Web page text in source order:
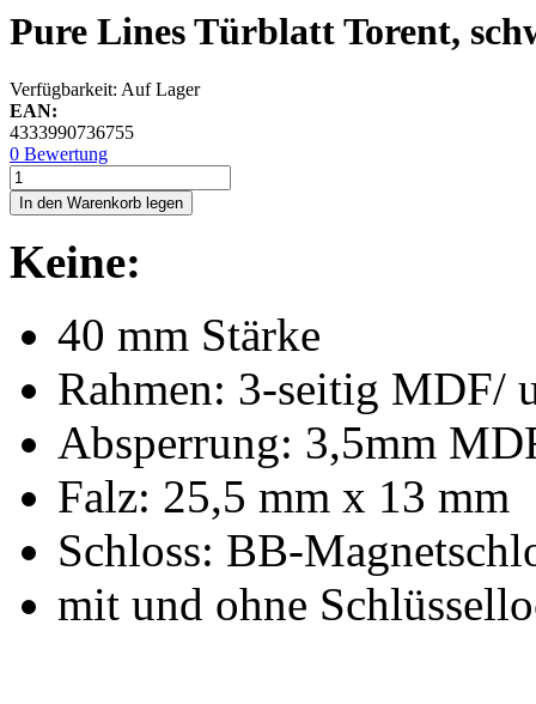
Pure Lines Türblatt Torent,
Verfügbarkeit: Auf Lager
EAN:
4333990736755
0 Bewertung
In den Warenkorb legen
Keine:
40 mm Stärke
Rahmen: 3-seitig MDF/
Absperrung: 3,5mm
Falz: 25,5 mm x 13 mm
Schloss: BB-
mit und ohne